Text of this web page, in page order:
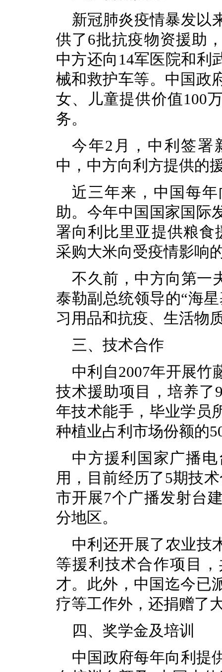
新冠肺炎疫情暴发以
供了6批抗疫物资援助
中方还向14军医院和利
械和救护车等。中国政
女、儿童提供价值100
务。
今年2月，中利签署
中，中方向利方提供的
近三年来，中国每
助。今年中国国家国际
署向利比里亚提供粮食
采购大米向受疫情影响
不久前，中方向第一
泰勒副总统领导的“海
习用品和抗疫、生活物
三、技术合作
中利自2007年开展竹
技术援助项目，培养了
年技术能手，毕业学员
种植业占利市场份额的
中方援利国家广播
用，目前经历了5期技
市开展7个广播发射台
分地区。
中利还开展了农业技
等援利技术合作项目
才。此外，中国迄今已
疗等工作外，还捐赠了
四、奖学金及培训
中国政府每年向利提